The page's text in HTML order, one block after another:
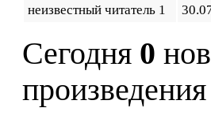
неизвестный читатель 1
Сегодня 0
произведения